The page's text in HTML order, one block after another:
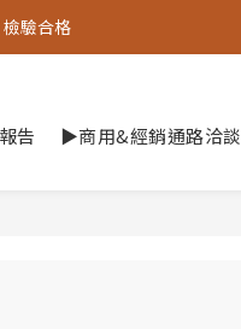
限量優惠中
驗合格
告 ▶︎商用&經銷通路洽談